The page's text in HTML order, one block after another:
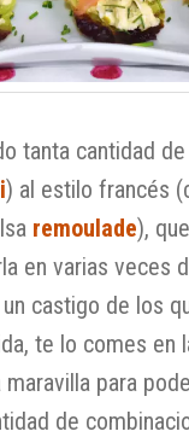
tanta cantidad de
) al estilo francés
remoulade),
en varias veces
castigo de los
te lo comes en
maravilla para
de